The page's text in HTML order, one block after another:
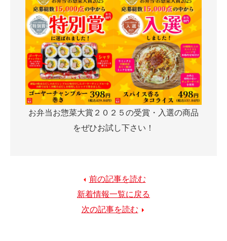
お弁当お惣菜大賞２０２５の受賞・入選の商品
をぜひお試し下さい！
前の記事を読む
新着情報一覧に戻る
次の記事を読む